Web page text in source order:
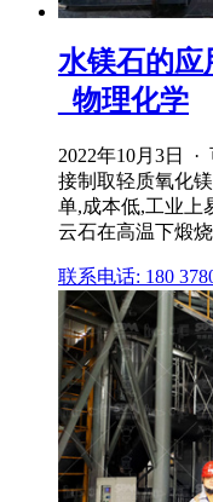
水镁石的应
_物理化学
2022年10月3日
接制取轻质氧化
单,成本低,工业上
云石在高温下煅
联系电话: 180